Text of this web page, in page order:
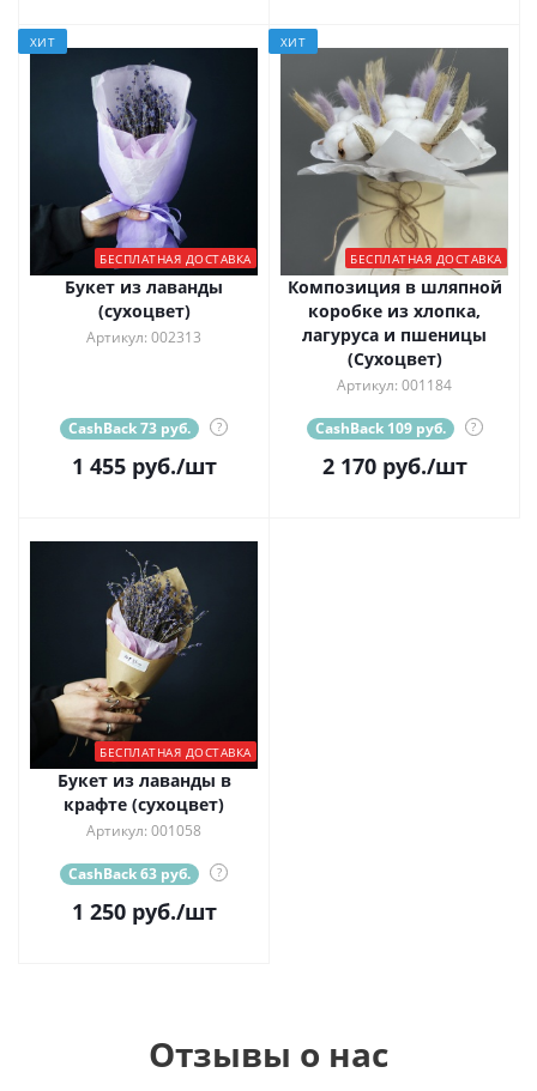
ХИТ
БЕСПЛАТНАЯ ДОСТАВКА
Букет из лаванды
(сухоцвет)
Артикул: 002313
CashBack 73 руб. ?
1 455руб./шт
ХИТ
БЕСПЛАТНАЯ ДОСТАВКА
Композиция в шляпной
коробке из хлопка,
лагуруса и пшеницы
(Сухоцвет)
Артикул: 001184
CashBack 109 руб. ?
2 170руб./шт
БЕСПЛАТНАЯ ДОСТАВКА
Букет из лаванды в
крафте (сухоцвет)
Артикул: 001058
CashBack 63 руб. ?
1 250руб./шт
Отзывы о нас